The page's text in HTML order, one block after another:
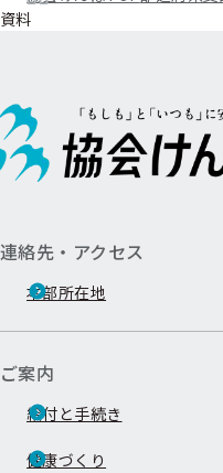
資料
連絡先・アクセス
本部所在地
ご案内
給付と手続き
健康づくり